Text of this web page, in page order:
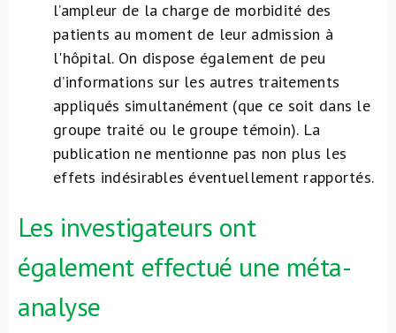
l’ampleur de la charge de morbidité des
patients au moment de leur admission à
l'hôpital. On dispose également de peu
d’informations sur les autres traitements
appliqués simultanément (que ce soit dans le
groupe traité ou le groupe témoin). La
publication ne mentionne pas non plus les
effets indésirables éventuellement rapportés.
Les investigateurs ont
également effectué une méta-
analyse